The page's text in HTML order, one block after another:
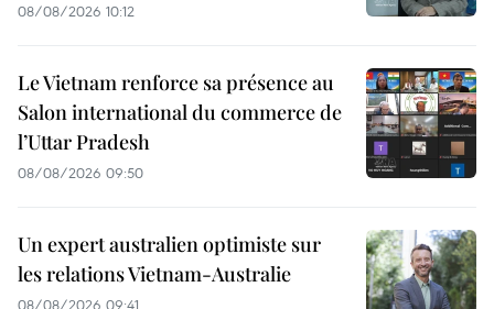
08/08/2026 10:12
Le Vietnam renforce sa présence au
Salon international du commerce de
l’Uttar Pradesh
08/08/2026 09:50
Un expert australien optimiste sur
les relations Vietnam-Australie
08/08/2026 09:41